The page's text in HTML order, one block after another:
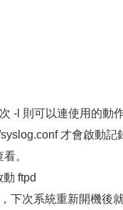
-l 則可以連使用的動
才會啟動記
。
ftpd
次系統重新開機後就